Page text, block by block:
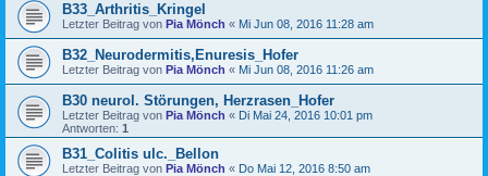
B33_Arthritis_Kringel
Letzter Beitrag von Pia Mönch « Mi Jun 08, 2016 11:28 am
B32_Neurodermitis,Enuresis_Hofer
Letzter Beitrag von Pia Mönch « Mi Jun 08, 2016 11:26 am
B30 neurol. Störungen, Herzrasen_Hofer
Letzter Beitrag von Pia Mönch « Di Mai 24, 2016 10:01 pm
Antworten: 1
B31_Colitis ulc._Bellon
Letzter Beitrag von Pia Mönch « Do Mai 12, 2016 8:50 am